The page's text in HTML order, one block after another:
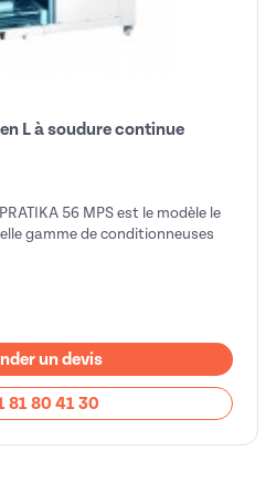
L à soudure continue
56 MPS est le modèle le
gamme de conditionneuses
un devis
81 80 41 30